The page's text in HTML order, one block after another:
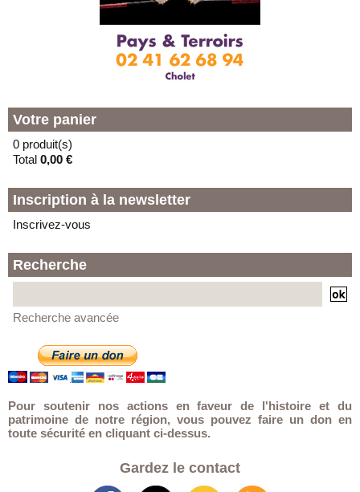
Votre panier
0 produit(s)
Total 0,00 €
Inscription à la newsletter
Inscrivez-vous
Recherche
Recherche avancée
Pour soutenir nos actions en faveur de l'histoire et du
patrimoine de notre région, vous pouvez faire un don en
toute sécurité en cliquant ci-dessus.
Gardez le contact